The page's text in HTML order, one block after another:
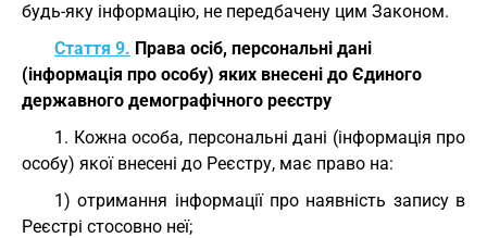
будь-яку інформацію, не передбачену цим Законом.
Стаття 9. Права осіб, персональні дані
(інформація про особу) яких внесені до Єдиного
державного демографічного реєстру
1. Кожна особа, персональні дані (інформація про
особу) якої внесені до Реєстру, має право на:
1) отримання інформації про наявність запису в
Реєстрі стосовно неї;